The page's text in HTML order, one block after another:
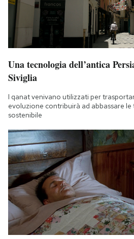
Una tecnologia dell’antica
Siviglia
I qanat venivano utilizzati per
evoluzione contribuirà ad abbassare
sostenibile